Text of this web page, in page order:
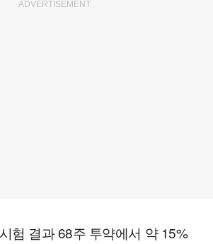
ADVERTISEMENT
험 결과 68주 투약에서 약 15%